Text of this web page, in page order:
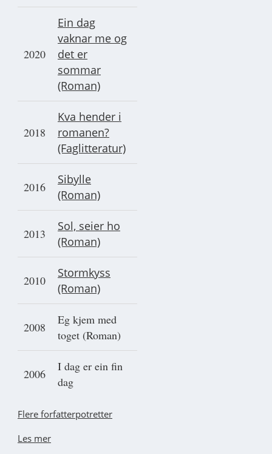
2020
Ein dag
vaknar me og
det er
sommar
(Roman)
2018
Kva hender i
romanen?
(Faglitteratur)
2016
Sibylle
(Roman)
2013
Sol, seier ho
(Roman)
2010
Stormkyss
(Roman)
2008
Eg kjem med
toget (Roman)
2006
I dag er ein fin
dag
Flere forfatterpotretter
Les mer